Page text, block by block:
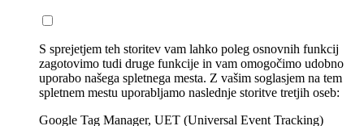
S sprejetjem teh storitev vam lahko poleg osnovnih funkcij
zagotovimo tudi druge funkcije in vam omogočimo udobno
uporabo našega spletnega mesta. Z vašim soglasjem na tem
spletnem mestu uporabljamo naslednje storitve tretjih oseb:
Google Tag Manager, UET (Universal Event Tracking)